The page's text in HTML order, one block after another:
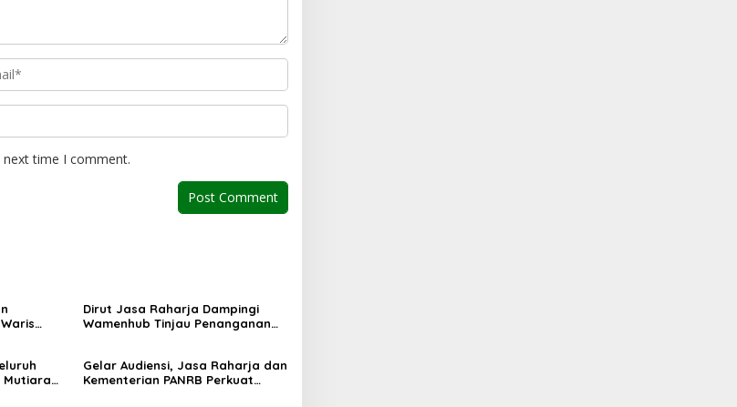
time I comment.
Dirut Jasa Raharja Dampingi
Wamenhub Tinjau Penanganan
Mutiara
Gelar Audiensi, Jasa Raharja dan
Kementerian PANRB Perkuat